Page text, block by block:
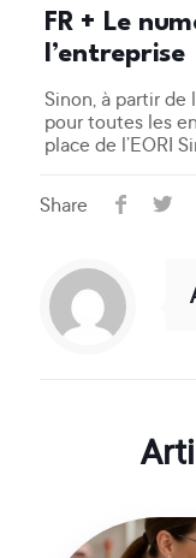
FR + Le
l’entreprise
Sinon, à partir de
pour toutes les
place de l’EORI
Share